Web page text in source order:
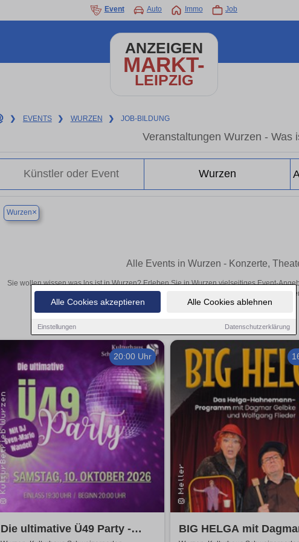
Alle Cookies akzeptieren Alle Cookies ablehnen
Einstellungen Datenschutzerklärung
Event Auto Immo Job
ANZEIGEN
MARKT-
LEIPZIG
❯ EVENTS ❯ WURZEN ❯ JOB-BILDUNG
Veranstaltungen Wurzen - Was
Wurzen×
Alle Events in Wurzen - Konzerte,
Sie wollen wissen was los ist in Wurzen? Erleben Sie in Wurzen vielseitiges Event-
oder aufregende Veranstaltungen in Wurzen – hier
20:00 Uhr
Die ultimative Ü49 Party -
BIG HELGA mit